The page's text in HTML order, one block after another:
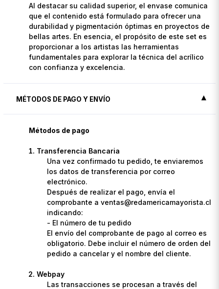
Al destacar su calidad superior, el envase comunica
que el contenido está formulado para ofrecer una
durabilidad y pigmentación óptimas en proyectos de
bellas artes. En esencia, el propósito de este set es
proporcionar a los artistas las herramientas
fundamentales para explorar la técnica del acrílico
con confianza y excelencia.
MÉTODOS DE PAGO Y ENVÍO
Métodos de pago
Transferencia Bancaria
Una vez confirmado tu pedido, te enviaremos
los datos de transferencia por correo
electrónico.
Después de realizar el pago, envía el
comprobante a ventas@redamericamayorista.cl
indicando:
- El número de tu pedido
El envío del comprobante de pago al correo es
obligatorio. Debe incluir el número de orden del
pedido a cancelar y el nombre del cliente.
Webpay
Las transacciones se procesan a través del